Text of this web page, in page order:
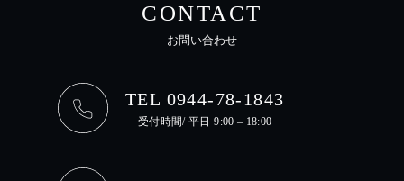
CONTACT
お問い合わせ
TEL 0944-78-1843
受付時間/ 平日 9:00 – 18:00